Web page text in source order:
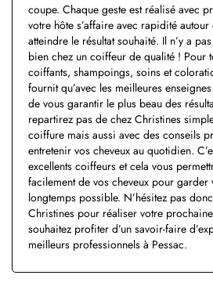
coupe. Chaque geste est réalisé avec
votre hôte s’affaire avec rapidité
atteindre le résultat souhaité. Il n’y a
bien chez un coiffeur de qualité ! Pour
coiffants, shampoings, soins et
fournit qu’avec les meilleures
de vous garantir le plus beau des
repartirez pas de chez Christines
coiffure mais aussi avec des conseils
entretenir vos cheveux au quotidien.
excellents coiffeurs et cela vous
facilement de vos cheveux pour
longtemps possible. N’hésitez pas
Christines pour réaliser votre
souhaitez profiter d’un savoir-faire
meilleurs professionnels à Pessac.